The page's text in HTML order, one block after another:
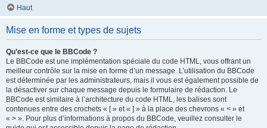
Haut
Mise en forme et types de sujets
Qu’est-ce que le BBCode ?
Le BBCode est une implémentation spéciale du code HTML, vous offrant un
meilleur contrôle sur la mise en forme d’un message. L’utilisation du BBCode
est déterminée par les administrateurs, mais il vous est également possible de
la désactiver sur chaque message depuis le formulaire de rédaction. Le
BBCode est similaire à l’architecture du code HTML, les balises sont
contenues entre des crochets « [ » et « ] » à la place des chevrons « < » et
« > ». Pour plus d’informations à propos du BBCode, veuillez consulter le